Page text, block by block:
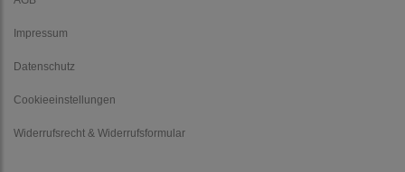
Impressum
Datenschutz
Cookieeinstellungen
Widerrufsrecht & Widerrufsformular